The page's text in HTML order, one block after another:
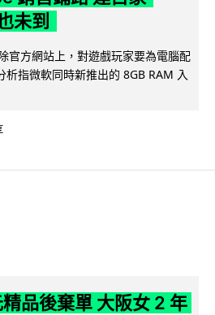
未到
官方網站上，對遊戲玩家要為電腦配
析指微軟同時新推出的 8GB RAM 入
品後棄單 大阪女 2 年